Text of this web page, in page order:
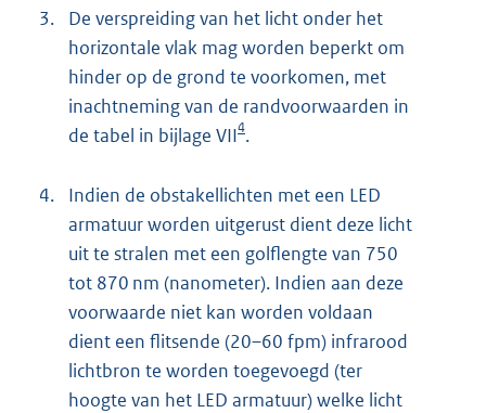
3.
De verspreiding van het licht onder het
horizontale vlak mag worden beperkt om
hinder op de grond te voorkomen, met
inachtneming van de randvoorwaarden in
de tabel in bijlage VII4.
4.
Indien de obstakellichten met een LED
armatuur worden uitgerust dient deze licht
uit te stralen met een golflengte van 750
tot 870 nm (nanometer). Indien aan deze
voorwaarde niet kan worden voldaan
dient een flitsende (20–60 fpm) infrarood
lichtbron te worden toegevoegd (ter
hoogte van het LED armatuur) welke licht